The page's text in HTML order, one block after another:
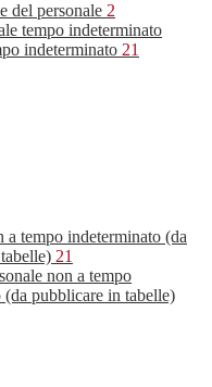
del personale 2
tempo indeterminato
indeterminato 21
a tempo indeterminato (da
21
non a tempo
(da pubblicare in tabelle)